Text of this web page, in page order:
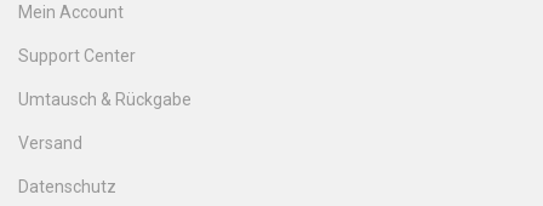
Mein Account
Support Center
Umtausch & Rückgabe
Versand
Datenschutz